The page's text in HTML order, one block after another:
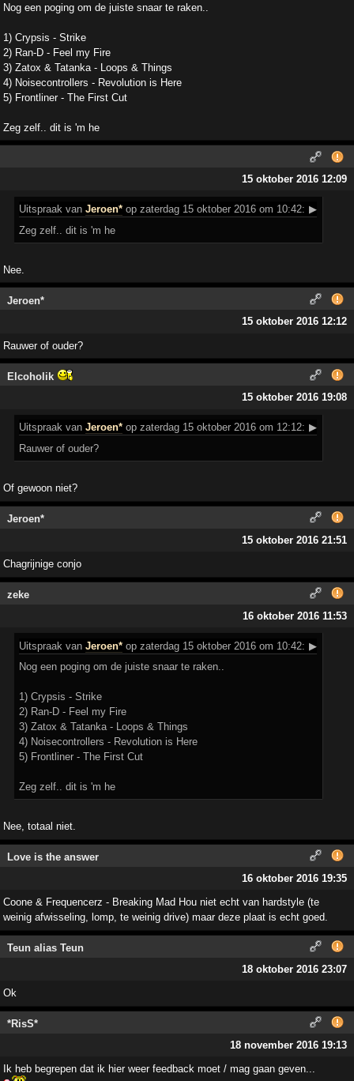
Nog een poging om de juiste snaar te raken..
1) Crypsis - Strike
2) Ran-D - Feel my Fire
3) Zatox & Tatanka - Loops & Things
4) Noisecontrollers - Revolution is Here
5) Frontliner - The First Cut
Zeg zelf.. dit is 'm he
15 oktober 2016 12:09
Uitspraak vanJeroen* op zaterdag 15 oktober 2016 om 10:42: ▶
Zeg zelf.. dit is 'm he
Nee.
Jeroen*
15 oktober 2016 12:12
Rauwer of ouder?
Elcoholik
15 oktober 2016 19:08
Uitspraak vanJeroen* op zaterdag 15 oktober 2016 om 12:12: ▶
Rauwer of ouder?
Of gewoon niet?
Jeroen*
15 oktober 2016 21:51
Chagrijnige conjo
zeke
16 oktober 2016 11:53
Uitspraak vanJeroen* op zaterdag 15 oktober 2016 om 10:42: ▶
Nog een poging om de juiste snaar te raken..
1) Crypsis - Strike
2) Ran-D - Feel my Fire
3) Zatox & Tatanka - Loops & Things
4) Noisecontrollers - Revolution is Here
5) Frontliner - The First Cut
Zeg zelf.. dit is 'm he
Nee, totaal niet.
Love is the answer
16 oktober 2016 19:35
Coone & Frequencerz - Breaking Mad Hou niet echt van hardstyle (te
weinig afwisseling, lomp, te weinig drive) maar deze plaat is echt goed.
Teun alias Teun
18 oktober 2016 23:07
Ok
*RisS*
18 november 2016 19:13
Ik heb begrepen dat ik hier weer feedback moet / mag gaan geven...